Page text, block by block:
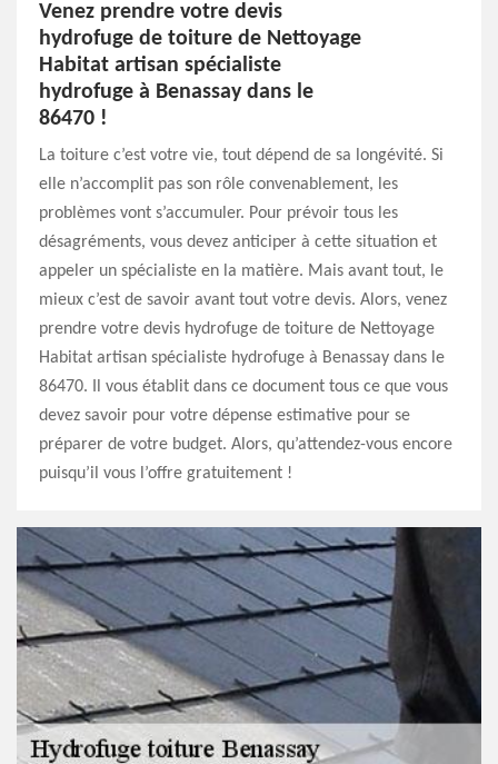
Venez prendre votre devis
hydrofuge de toiture de Nettoyage
Habitat artisan spécialiste
hydrofuge à Benassay dans le
86470 !
La toiture c’est votre vie, tout dépend de sa longévité. Si
elle n’accomplit pas son rôle convenablement, les
problèmes vont s’accumuler. Pour prévoir tous les
désagréments, vous devez anticiper à cette situation et
appeler un spécialiste en la matière. Mais avant tout, le
mieux c’est de savoir avant tout votre devis. Alors, venez
prendre votre devis hydrofuge de toiture de Nettoyage
Habitat artisan spécialiste hydrofuge à Benassay dans le
86470. Il vous établit dans ce document tous ce que vous
devez savoir pour votre dépense estimative pour se
préparer de votre budget. Alors, qu’attendez-vous encore
puisqu’il vous l’offre gratuitement !